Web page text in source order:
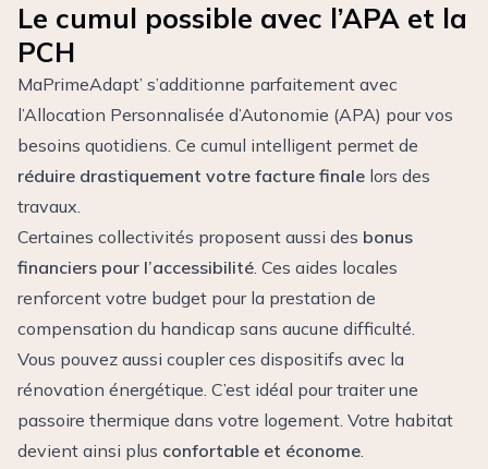
Le cumul possible avec l’APA et la
PCH
MaPrimeAdapt’ s’additionne parfaitement avec
l’Allocation Personnalisée d’Autonomie (APA) pour vos
besoins quotidiens. Ce cumul intelligent permet de
réduire drastiquement votre facture finale lors des
travaux.
Certaines collectivités proposent aussi des bonus
financiers pour l’accessibilité. Ces aides locales
renforcent votre budget pour la prestation de
compensation du handicap sans aucune difficulté.
Vous pouvez aussi coupler ces dispositifs avec la
rénovation énergétique. C’est idéal pour traiter une
passoire thermique dans votre logement. Votre habitat
devient ainsi plus confortable et économe.